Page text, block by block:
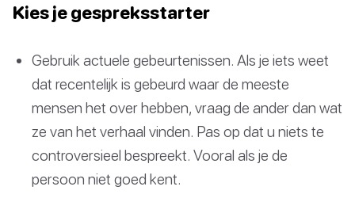
Kies je gespreksstarter
Gebruik actuele gebeurtenissen. Als je iets weet
dat recentelijk is gebeurd waar de meeste
mensen het over hebben, vraag de ander dan wat
ze van het verhaal vinden. Pas op dat u niets te
controversieel bespreekt. Vooral als je de
persoon niet goed kent.